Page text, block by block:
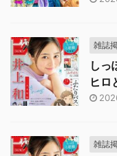
雑誌
しっ
ヒロ
雑誌